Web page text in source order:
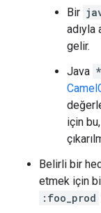
Bir
adıyla
gelir.
Java
için bu,
Belirli bir
etmek için
:foo_prod